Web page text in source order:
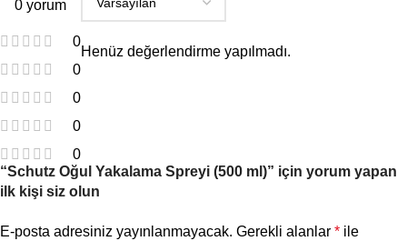
0 yorum
0
0
0
0
0
Henüz değerlendirme yapılmadı.
“Schutz Oğul Yakalama Spreyi (500 ml)” için yorum yapan
ilk kişi siz olun
E-posta adresiniz yayınlanmayacak. Gerekli alanlar * ile